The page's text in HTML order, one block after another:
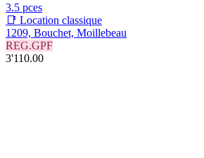
3.5 pces
📑 Location classique
1209, Bouchet, Moillebeau
REG.GPF
3'110.00